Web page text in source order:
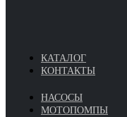
КАТАЛОГ
КОНТАКТЫ
НАСОСЫ
МОТОПОМПЫ